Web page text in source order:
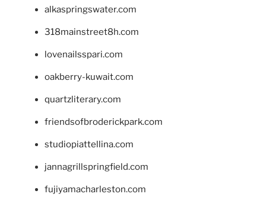
alkaspringswater.com
318mainstreet8h.com
lovenailsspari.com
oakberry-kuwait.com
quartzliterary.com
friendsofbroderickpark.com
studiopiattellina.com
jannagrillspringfield.com
fujiyamacharleston.com